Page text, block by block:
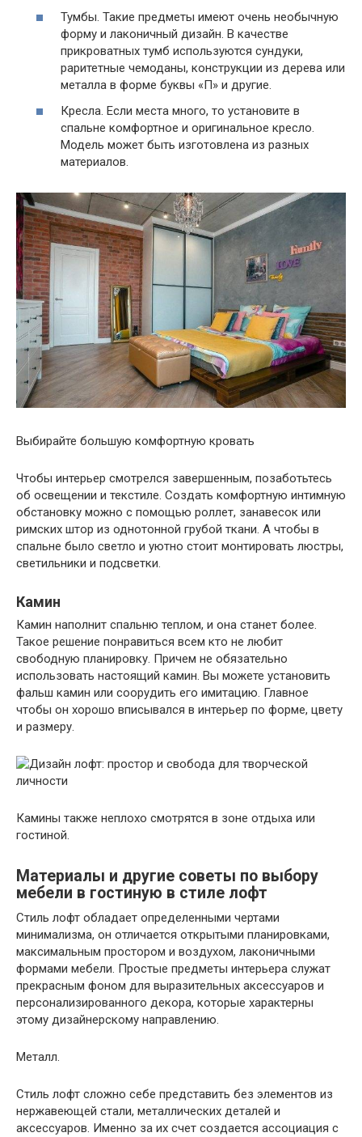
Тумбы. Такие предметы имеют очень необычную
форму и лаконичный дизайн. В качестве
прикроватных тумб используются сундуки,
раритетные чемоданы, конструкции из дерева или
металла в форме буквы «П» и другие.
Кресла. Если места много, то установите в
спальне комфортное и оригинальное кресло.
Модель может быть изготовлена из разных
материалов.
Выбирайте большую комфортную кровать
Чтобы интерьер смотрелся завершенным, позаботьтесь
об освещении и текстиле. Создать комфортную интимную
обстановку можно с помощью роллет, занавесок или
римских штор из однотонной грубой ткани. А чтобы в
спальне было светло и уютно стоит монтировать люстры,
светильники и подсветки.
Камин
Камин наполнит спальню теплом, и она станет более.
Такое решение понравиться всем кто не любит
свободную планировку. Причем не обязательно
использовать настоящий камин. Вы можете установить
фальш камин или соорудить его имитацию. Главное
чтобы он хорошо вписывался в интерьер по форме, цвету
и размеру.
Камины также неплохо смотрятся в зоне отдыха или
гостиной.
Материалы и другие советы по выбору
мебели в гостиную в стиле лофт
Стиль лофт обладает определенными чертами
минимализма, он отличается открытыми планировками,
максимальным простором и воздухом, лаконичными
формами мебели. Простые предметы интерьера служат
прекрасным фоном для выразительных аксессуаров и
персонализированного декора, которые характерны
этому дизайнерскому направлению.
Металл.
Стиль лофт сложно себе представить без элементов из
нержавеющей стали, металлических деталей и
аксессуаров. Именно за их счет создается ассоциация с